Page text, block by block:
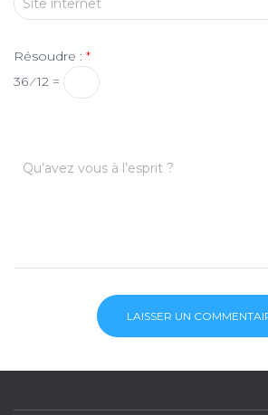
Site internet
Résoudre : *
36 ⁄ 12 =
Qu’avez vous à l’esprit ?